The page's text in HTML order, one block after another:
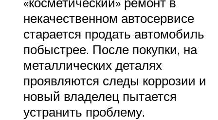
некачественном автосервисе
старается продать автомобиль
побыстрее. После покупки, на
металлических деталях
проявляются следы коррозии и
новый владелец пытается
устранить проблему.